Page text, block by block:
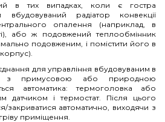
в тих випадках, коли є гостра
вбудовуваний радіатор конвекції
опалення (наприклад, в
або ж подовжений теплообмінник
подовженим, і помістити його в
для управління вбудовуваним в
з примусовою або природною
автоматика: термоголовка або
датчиком і термостат. Після цього
закриватися автоматично, виходячи з
приміщення.